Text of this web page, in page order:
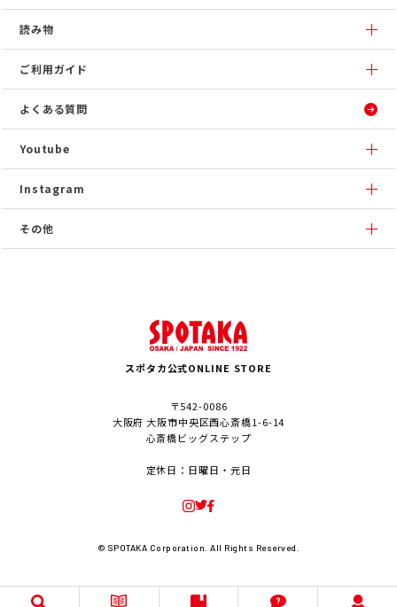
読み物
ご利用ガイド
よくある質問
Youtube
Instagram
その他
スポタカ公式ONLINE STORE
〒542-0086
大阪府 大阪市中央区西心斎橋1-6-14
心斎橋ビッグステップ
定休日：日曜日・元日
© SPOTAKA Corporation. All Rights Reserved.